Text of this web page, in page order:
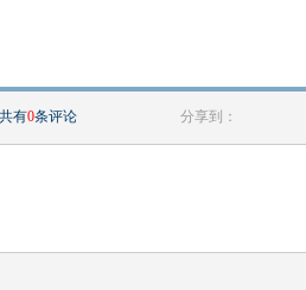
有0条评论 分享到：